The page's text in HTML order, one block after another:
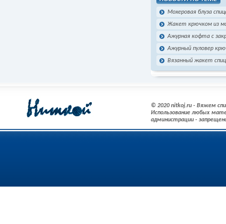
Мохеровая блуза
Жакет крючком из
Ажурная кофта с
Ажурный пуловер
Вязанный жакет
© 2020 nitkoj.ru - Вяжем
Использование любых
администрации -